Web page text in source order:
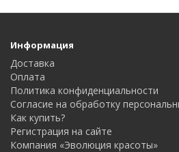
Информация
Доставка
Оплата
Политика конфиденциальности
Согласие на обработку
Как купить?
Регистрация на сайте
Компания «Эволюция красоты»